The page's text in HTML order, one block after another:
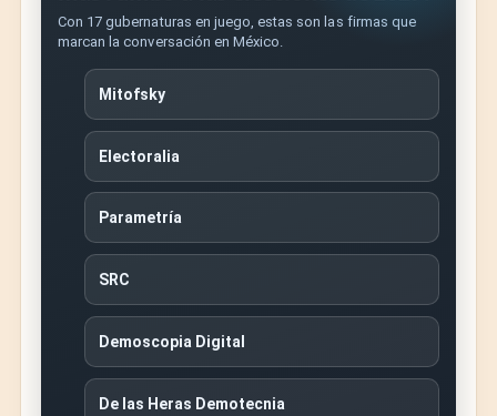
Con 17 gubernaturas en juego, estas son las firmas que
marcan la conversación en México.
Mitofsky
Electoralia
Parametría
SRC
Demoscopia Digital
De las Heras Demotecnia